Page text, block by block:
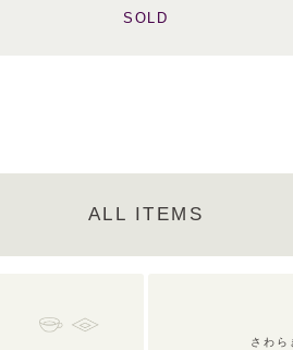
SOLD
ALL ITEMS
さわら